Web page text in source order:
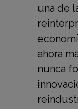
una de
ahora
nunca